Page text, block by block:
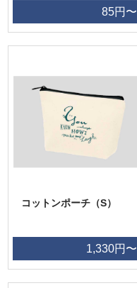
85円〜
コットンポーチ（S）
1,330円〜